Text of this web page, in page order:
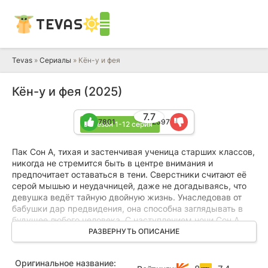
TEVAS
Tevas » Сериалы » Кён-у и фея
Кён-у и фея (2025)
1 сезон 1-12 серия
7.7
7801 2397
Пак Сон А, тихая и застенчивая ученица старших классов,
никогда не стремится быть в центре внимания и
предпочитает оставаться в тени. Сверстники считают её
серой мышью и неудачницей, даже не догадываясь, что
девушка ведёт тайную двойную жизнь. Унаследовав от
бабушки дар предвидения, она способна заглядывать в
будущее любого человека. С наступлением ночи Сон А
превращается в загадочную предсказательницу по
прозвищу «Фея Чонджи», отвечая на вопросы клиентов,
печальные новости.
РАЗВЕРНУТЬ ОПИСАНИЕ
Оригинальное название: